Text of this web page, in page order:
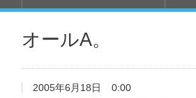
オールA。
2005年6月18日 0:00